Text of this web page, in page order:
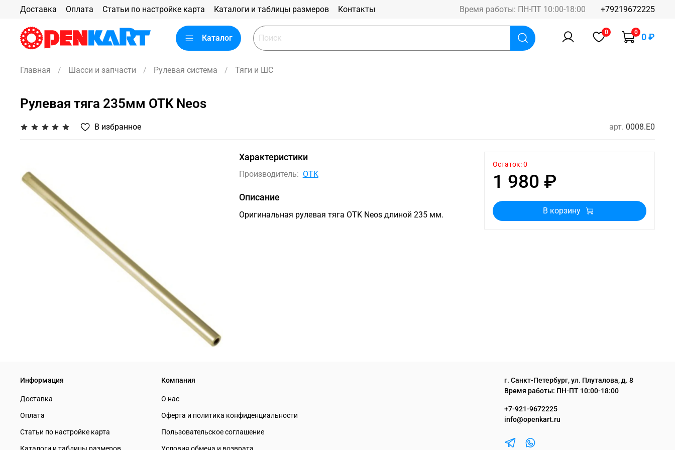
Доставка Оплата Статьи по настройке карта Каталоги и таблицы размеров Контакты Время работы: ПН-ПТ 10:00-18:00 +79219672225
Каталог
0 0 0 ₽
Главная Шасси и запчасти Рулевая система Тяги и ШС
Рулевая тяга 235мм OTK Neos
В избранное арт. 0008.E0
Характеристики
Производитель: OTK
Описание
Оригинальная рулевая тяга OTK Neos длиной 235 мм.
1 980 ₽
Остаток: 0
В корзину
Информация
Доставка
Оплата
Статьи по настройке карта
Компания
О нас
Оферта и политика конфиденциальности
Пользовательское соглашение
г. Санкт-Петербург, ул. Плуталова, д. 8
Время работы: ПН-ПТ 10:00-18:00
+7-921-9672225
info@openkart.ru